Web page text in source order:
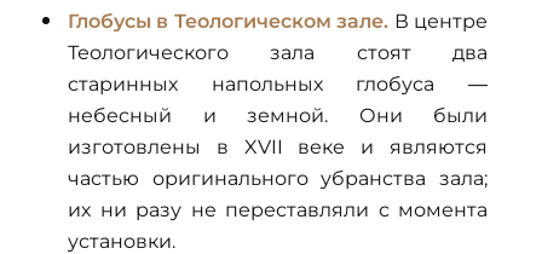
Глобусы в Теологическом зале. В центре
Теологического зала стоят два
старинных напольных глобуса —
небесный и земной. Они были
изготовлены в XVII веке и являются
частью оригинального убранства зала;
их ни разу не переставляли с момента
установки.